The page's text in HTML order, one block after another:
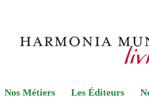
Nos Métiers Les Éditeurs